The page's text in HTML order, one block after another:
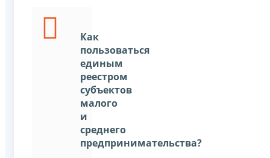
Как
пользоваться
единым
реестром
субъектов
малого
и
среднего
предпринимательства?